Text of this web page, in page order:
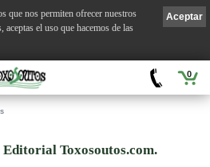
0
Toxosoutos.com.
Aceptar
que nos permiten ofrecer nuestros
el uso que hacemos de las